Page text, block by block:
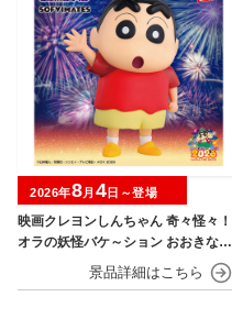
映画クレヨンしんちゃん 奇々怪々！
オラの妖怪バケ～ション おおきなSO
FVIMATES～野原しんのすけ～
2026年8月 4日～登場